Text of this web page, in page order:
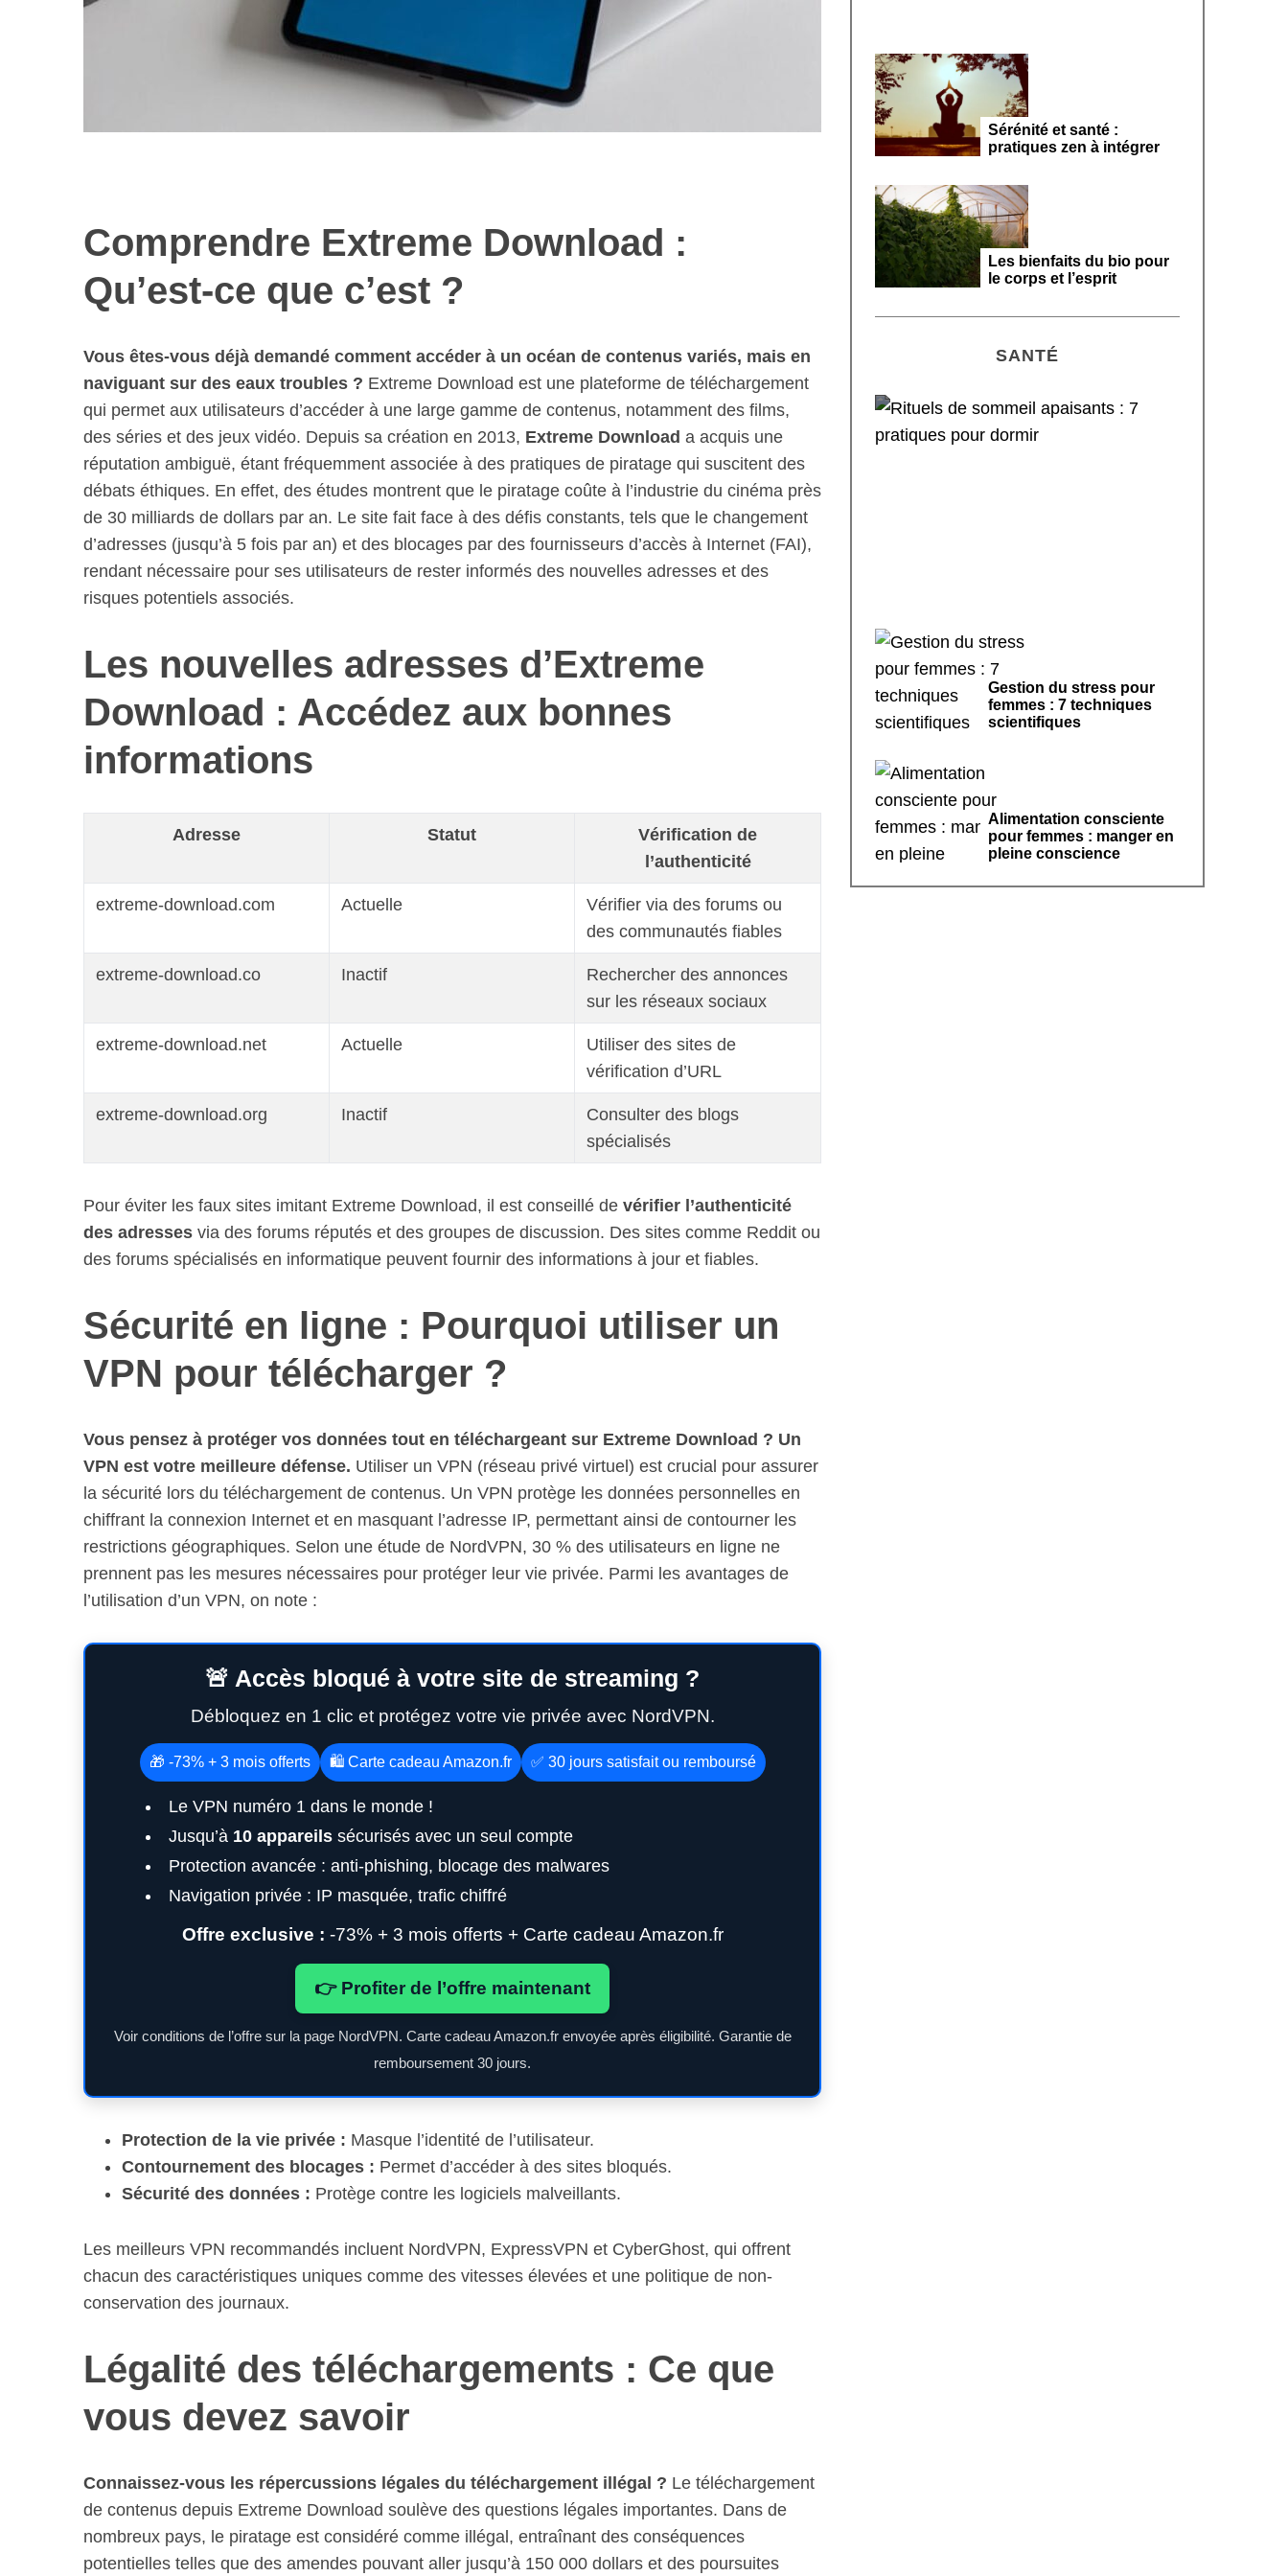
Comprendre Extreme Download :
Qu’est-ce que c’est ?
Vous êtes-vous déjà demandé comment accéder à un océan de contenus variés, mais en
naviguant sur des eaux troubles ? Extreme Download est une plateforme de téléchargement
qui permet aux utilisateurs d’accéder à une large gamme de contenus, notamment des films,
des séries et des jeux vidéo. Depuis sa création en 2013, Extreme Download a acquis une
réputation ambiguë, étant fréquemment associée à des pratiques de piratage qui suscitent des
débats éthiques. En effet, des études montrent que le piratage coûte à l’industrie du cinéma près
de 30 milliards de dollars par an. Le site fait face à des défis constants, tels que le changement
d’adresses (jusqu’à 5 fois par an) et des blocages par des fournisseurs d’accès à Internet (FAI),
rendant nécessaire pour ses utilisateurs de rester informés des nouvelles adresses et des
risques potentiels associés.
Les nouvelles adresses d’Extreme
Download : Accédez aux bonnes
informations
Adresse Statut
Vérification de
l’authenticité
extreme-download.com Actuelle
Vérifier via des forums ou
des communautés fiables
extreme-download.co Inactif
Rechercher des annonces
sur les réseaux sociaux
extreme-download.net Actuelle
Utiliser des sites de
vérification d’URL
extreme-download.org Inactif
Consulter des blogs
spécialisés
Pour éviter les faux sites imitant Extreme Download, il est conseillé de vérifier l’authenticité
des adresses via des forums réputés et des groupes de discussion. Des sites comme Reddit ou
des forums spécialisés en informatique peuvent fournir des informations à jour et fiables.
Sécurité en ligne : Pourquoi utiliser un
VPN pour télécharger ?
Vous pensez à protéger vos données tout en téléchargeant sur Extreme Download ? Un
VPN est votre meilleure défense. Utiliser un VPN (réseau privé virtuel) est crucial pour assurer
la sécurité lors du téléchargement de contenus. Un VPN protège les données personnelles en
chiffrant la connexion Internet et en masquant l’adresse IP, permettant ainsi de contourner les
restrictions géographiques. Selon une étude de NordVPN, 30 % des utilisateurs en ligne ne
prennent pas les mesures nécessaires pour protéger leur vie privée. Parmi les avantages de
l’utilisation d’un VPN, on note :
🚨 Accès bloqué à votre site de streaming ?
Débloquez en 1 clic et protégez votre vie privée avec NordVPN.
🎁 -73% + 3 mois offerts 🛍️ Carte cadeau Amazon.fr ✅ 30 jours satisfait ou remboursé
Le VPN numéro 1 dans le monde !
Jusqu’à 10 appareils sécurisés avec un seul compte
Protection avancée : anti-phishing, blocage des malwares
Navigation privée : IP masquée, trafic chiffré
Offre exclusive : -73% + 3 mois offerts + Carte cadeau Amazon.fr
👉 Profiter de l’offre maintenant
Voir conditions de l’offre sur la page NordVPN. Carte cadeau Amazon.fr envoyée après éligibilité. Garantie de
remboursement 30 jours.
Protection de la vie privée : Masque l’identité de l’utilisateur.
Contournement des blocages : Permet d’accéder à des sites bloqués.
Sécurité des données : Protège contre les logiciels malveillants.
Les meilleurs VPN recommandés incluent NordVPN, ExpressVPN et CyberGhost, qui offrent
chacun des caractéristiques uniques comme des vitesses élevées et une politique de non-
conservation des journaux.
Légalité des téléchargements : Ce que
vous devez savoir
Connaissez-vous les répercussions légales du téléchargement illégal ? Le téléchargement
de contenus depuis Extreme Download soulève des questions légales importantes. Dans de
nombreux pays, le piratage est considéré comme illégal, entraînant des conséquences
potentielles telles que des amendes pouvant aller jusqu’à 150 000 dollars et des poursuites
Sérénité et santé :
pratiques zen à intégrer
Les bienfaits du bio pour
le corps et l’esprit
SANTÉ
Gestion du stress pour
femmes : 7 techniques
scientifiques
Alimentation consciente
pour femmes : manger en
pleine conscience
S
e
c